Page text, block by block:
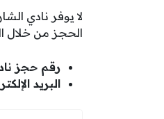
لا يوفر نادي
الحجز من خلال
رقم حجز
البريد